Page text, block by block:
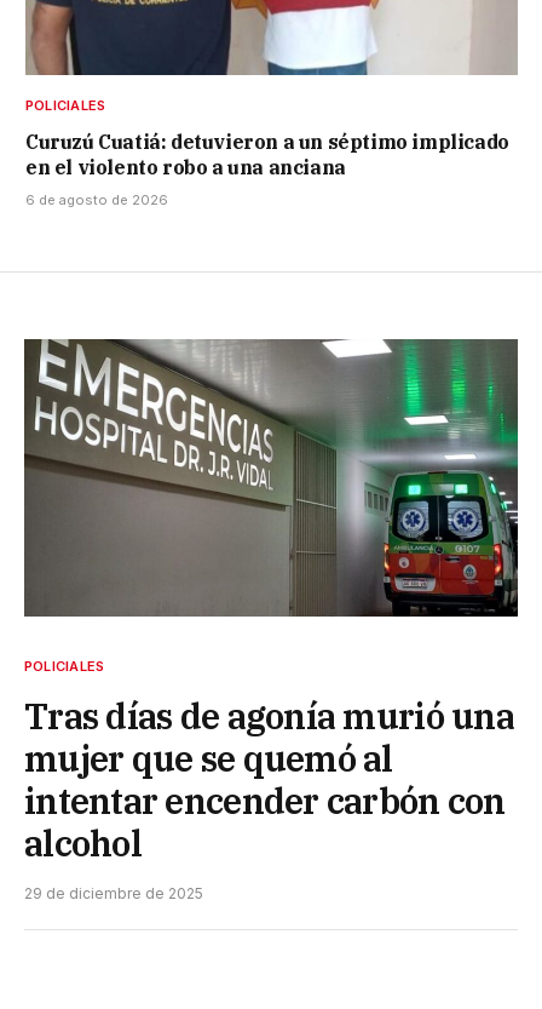
POLICIALES
Curuzú Cuatiá: detuvieron a un séptimo implicado
en el violento robo a una anciana
6 de agosto de 2026
POLICIALES
Tras días de agonía murió una
mujer que se quemó al
intentar encender carbón con
alcohol
29 de diciembre de 2025